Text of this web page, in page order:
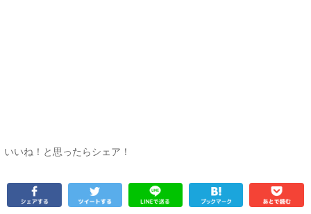
いいね！と思ったらシェア！